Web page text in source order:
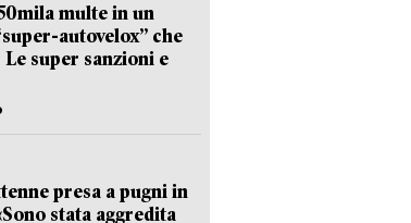
multe in un
autovelox” che
super sanzioni e
presa a pugni in
stata aggredita